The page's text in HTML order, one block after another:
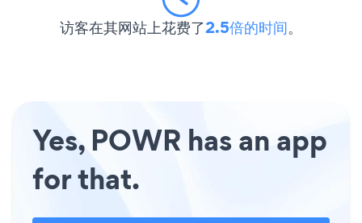
访客在其网站上花费了2.5倍的时间。
Yes, POWR has an app
for that.